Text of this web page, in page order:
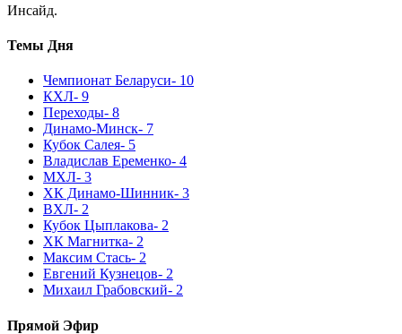
Инсайд.
Темы Дня
Чемпионат Беларуси- 10
КХЛ- 9
Переходы- 8
Динамо-Минск- 7
Кубок Салея- 5
Владислав Еременко- 4
МХЛ- 3
ХК Динамо-Шинник- 3
ВХЛ- 2
Кубок Цыплакова- 2
ХК Магнитка- 2
Максим Стась- 2
Евгений Кузнецов- 2
Михаил Грабовский- 2
Прямой Эфир